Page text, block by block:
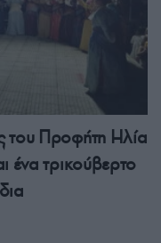
του Προφήτη Ηλία
ένα τρικούβερτο